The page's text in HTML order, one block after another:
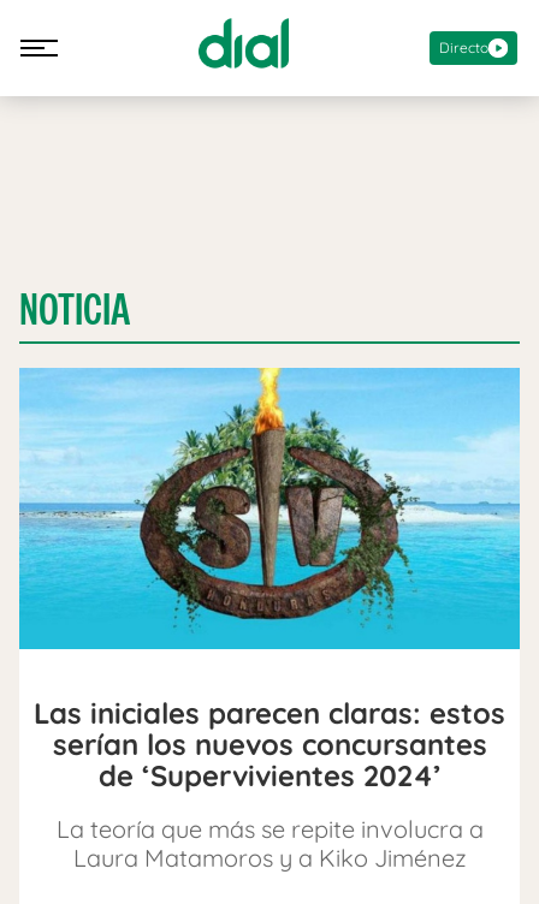
Directo
NOTICIA
Las iniciales parecen claras: estos
serían los nuevos concursantes
de ‘Supervivientes 2024’
La teoría que más se repite involucra a
Laura Matamoros y a Kiko Jiménez